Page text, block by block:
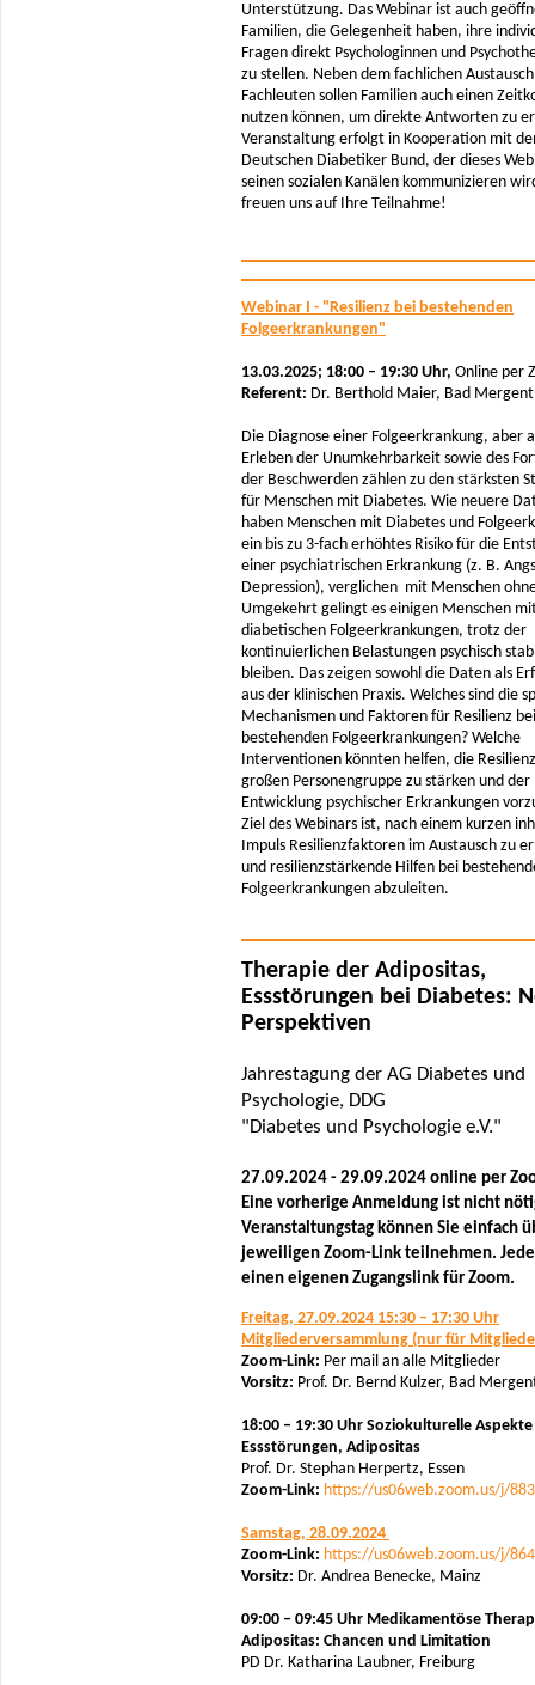
Unterstützung. Das Webinar ist auch
Familien, die Gelegenheit haben, ihre
Fragen direkt Psychologinnen und
zu stellen. Neben dem fachlichen
Fachleuten sollen Familien auch einen
nutzen können, um direkte Antworten zu
Veranstaltung erfolgt in Kooperation mit
Deutschen Diabetiker Bund, der dieses
seinen sozialen Kanälen kommunizieren
freuen uns auf Ihre Teilnahme!
Webinar I - "Resilienz bei bestehenden
Folgeerkrankungen"
13.03.2025; 18:00 – 19:30 Uhr, Online per
Referent: Dr. Berthold Maier, Bad
Die Diagnose einer Folgeerkrankung, aber
Erleben der Unumkehrbarkeit sowie des
der Beschwerden zählen zu den stärksten
für Menschen mit Diabetes. Wie neuere
haben Menschen mit Diabetes und
ein bis zu 3-fach erhöhtes Risiko für die
einer psychiatrischen Erkrankung (z. B.
Depression), verglichen mit Menschen
Umgekehrt gelingt es einigen Menschen
diabetischen Folgeerkrankungen, trotz der
kontinuierlichen Belastungen psychisch
bleiben. Das zeigen sowohl die Daten als
aus der klinischen Praxis. Welches sind die
Mechanismen und Faktoren für Resilienz bei
bestehenden Folgeerkrankungen? Welche
Interventionen könnten helfen, die
großen Personengruppe zu stärken und der
Entwicklung psychischer Erkrankungen
Ziel des Webinars ist, nach einem kurzen
Impuls Resilienzfaktoren im Austausch zu
und resilienzstärkende Hilfen bei
Folgeerkrankungen abzuleiten.
Therapie der Adipositas,
Essstörungen bei Diabetes:
Perspektiven
Jahrestagung der AG Diabetes und
Psychologie, DDG
"Diabetes und Psychologie e.V."
27.09.2024 - 29.09.2024 online per
Eine vorherige Anmeldung ist nicht
Veranstaltungstag können Sie einfach
jeweiligen Zoom-Link teilnehmen.
einen eigenen Zugangslink für Zoom.
Freitag, 27.09.2024 15:30 – 17:30 Uhr
Mitgliederversammlung (nur für
Zoom-Link: Per mail an alle Mitglieder
Vorsitz: Prof. Dr. Bernd Kulzer, Bad
18:00 – 19:30 Uhr Soziokulturelle
Essstörungen, Adipositas
Prof. Dr. Stephan Herpertz, Essen
Zoom-Link: https://us06web.zoom.us/j/
Samstag, 28.09.2024
Zoom-Link: https://us06web.zoom.us/j/
Vorsitz: Dr. Andrea Benecke, Mainz
09:00 – 09:45 Uhr Medikamentöse
Adipositas: Chancen und Limitation
PD Dr. Katharina Laubner, Freiburg